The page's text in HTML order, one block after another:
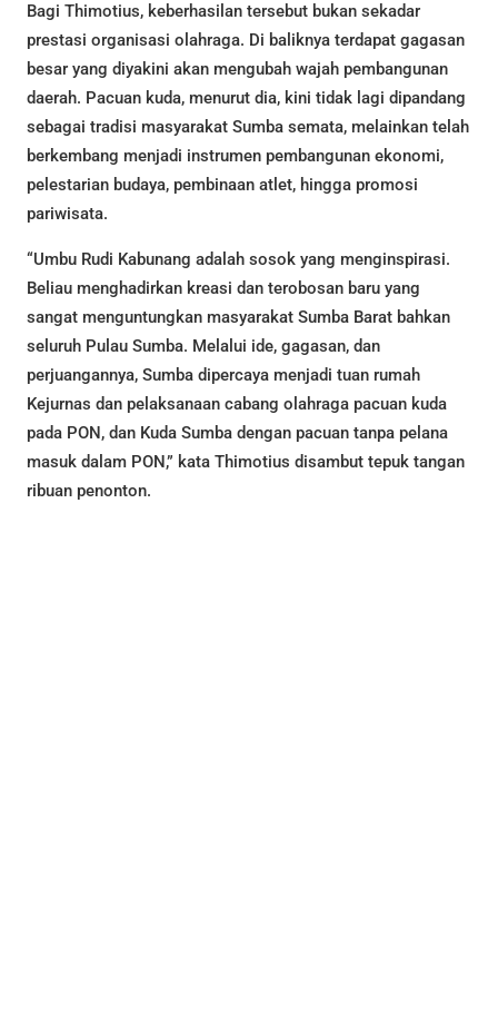
Bagi Thimotius, keberhasilan tersebut bukan sekadar
prestasi organisasi olahraga. Di baliknya terdapat gagasan
besar yang diyakini akan mengubah wajah pembangunan
daerah. Pacuan kuda, menurut dia, kini tidak lagi dipandang
sebagai tradisi masyarakat Sumba semata, melainkan telah
berkembang menjadi instrumen pembangunan ekonomi,
pelestarian budaya, pembinaan atlet, hingga promosi
pariwisata.
“Umbu Rudi Kabunang adalah sosok yang menginspirasi.
Beliau menghadirkan kreasi dan terobosan baru yang
sangat menguntungkan masyarakat Sumba Barat bahkan
seluruh Pulau Sumba. Melalui ide, gagasan, dan
perjuangannya, Sumba dipercaya menjadi tuan rumah
Kejurnas dan pelaksanaan cabang olahraga pacuan kuda
pada PON, dan Kuda Sumba dengan pacuan tanpa pelana
masuk dalam PON,” kata Thimotius disambut tepuk tangan
ribuan penonton.